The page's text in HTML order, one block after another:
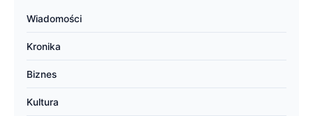
Wiadomości
Kronika
Biznes
Kultura